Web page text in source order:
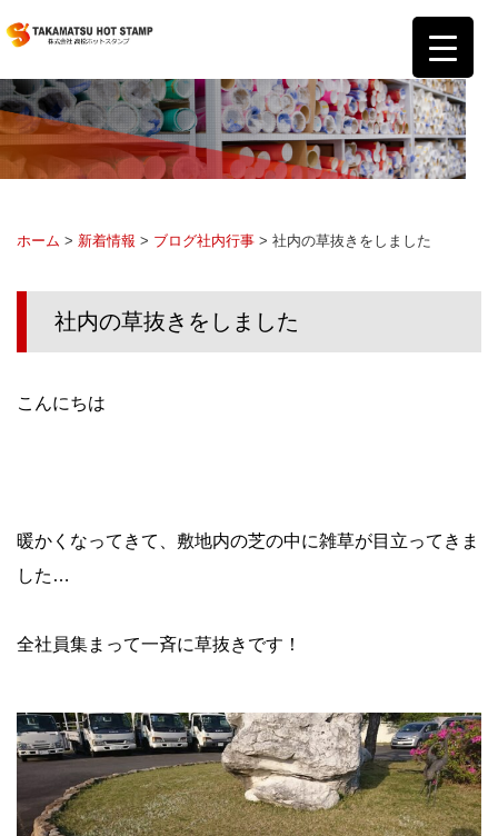
ホーム > 新着情報 > ブログ社内行事 > 社内の草抜きをしました
社内の草抜きをしました
こんにちは
暖かくなってきて、敷地内の芝の中に雑草が目立ってきま
した…
全社員集まって一斉に草抜きです！